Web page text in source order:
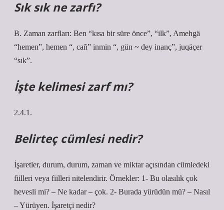
Sık sık ne zarfı?
B. Zaman zarfları: Ben “kısa bir süre önce”, “ilk”, Amehgä
“hemen”, hemen “, cañ” inmin “, gün ~ dey inanç”, juqäçer
“sık”.
İşte kelimesi zarf mı?
2.4.1.
Belirteç cümlesi nedir?
İşaretler, durum, durum, zaman ve miktar açısından cümledeki
fiilleri veya fiilleri nitelendirir. Örnekler: 1- Bu olasılık çok
hevesli mi? – Ne kadar – çok. 2- Burada yürüdün mü? – Nasıl
– Yürüyen. İşaretçi nedir?